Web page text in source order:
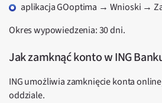
aplikacja GOoptima → Wnioski →
Okres wypowiedzenia: 30 dni.
Jak zamknąć konto w ING
ING umożliwia zamknięcie konta
oddziale.